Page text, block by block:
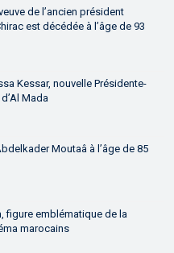
de l’ancien président
est décédée à l’âge de 93
Kessar, nouvelle Présidente-
Mada
Moutaâ à l’âge de 85
figure emblématique de la
marocains